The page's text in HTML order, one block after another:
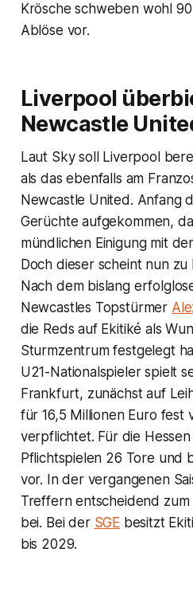
Krösche schweben wohl
Ablöse vor.
Liverpool
Newcastle
Laut Sky soll Liverpool
als das ebenfalls am
Newcastle United. Anfang
Gerüchte aufgekommen,
mündlichen Einigung mit
Doch dieser scheint nun
Nach dem bislang
Newcastles Topstürmer
die Reds auf Ekitiké als
Sturmzentrum festgelegt
U21-Nationalspieler spielt
Frankfurt, zunächst auf
für 16,5 Millionen Euro fest
verpflichtet. Für die
Pflichtspielen 26 Tore und
vor. In der vergangenen
Treffern entscheidend
bei. Bei der SGE besitzt
bis 2029.